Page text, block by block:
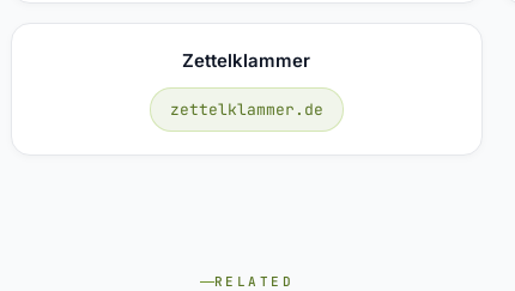
Zettelklammer
zettelklammer.de
RELATED